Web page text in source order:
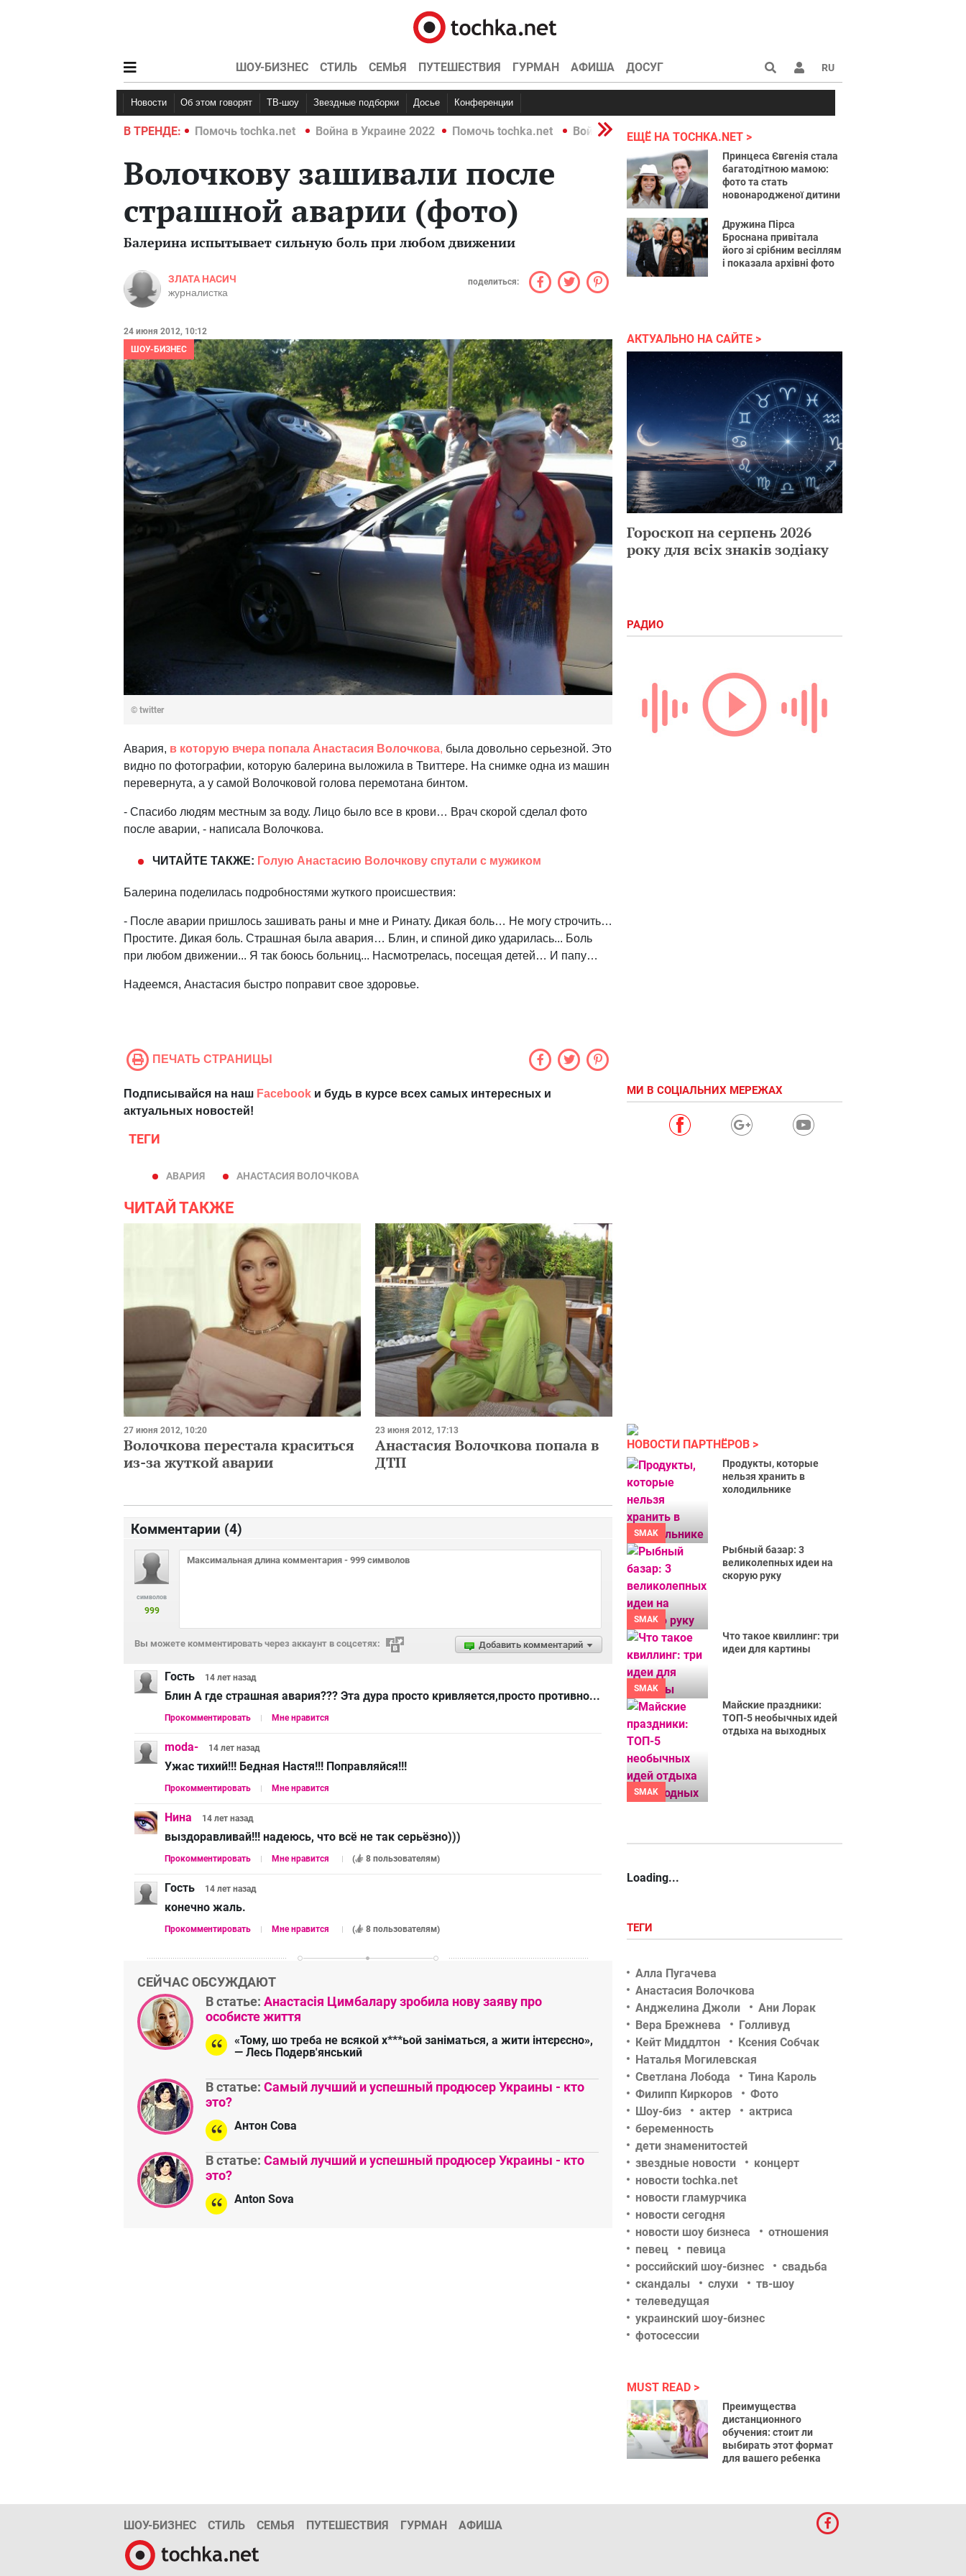
ШОУ-БИЗНЕС СТИЛЬ СЕМЬЯ ПУТЕШЕСТВИЯ ГУРМАН АФИША ДОСУГ RU
Новости Об этом говорят ТВ-шоу Звездные подборки Досье Конференции
В ТРЕНДЕ:
Война в Украине 2022 Помочь tochka.net Война в Украине 2022 Помочь tochka.net Война в Украине 2022
Волочкову зашивали после
страшной аварии (фото)
Балерина испытывает сильную боль при любом движении
ЗЛАТА НАСИЧ
журналистка
поделиться:
24 июня 2012, 10:12
ШОУ-БИЗНЕС
© twitter
Авария, в которую вчера попала Анастасия Волочкова, была довольно серьезной. Это
видно по фотографии, которую балерина выложила в Твиттере. На снимке одна из машин
перевернута, а у самой Волочковой голова перемотана бинтом.
- Спасибо людям местным за воду. Лицо было все в крови… Врач скорой сделал фото
после аварии, - написала Волочкова.
ЧИТАЙТЕ ТАКЖЕ: Голую Анастасию Волочкову спутали с мужиком
Балерина поделилась подробностями жуткого происшествия:
- После аварии пришлось зашивать раны и мне и Ринату. Дикая боль… Не могу строчить…
Простите. Дикая боль. Страшная была авария… Блин, и спиной дико ударилась... Боль
при любом движении... Я так боюсь больниц... Насмотрелась, посещая детей… И папу…
Надеемся, Анастасия быстро поправит свое здоровье.
ПЕЧАТЬ СТРАНИЦЫ
Подписывайся на наш Facebook и будь в курсе всех самых интересных и
актуальных новостей!
ТЕГИ
АВАРИЯ АНАСТАСИЯ ВОЛОЧКОВА
ЧИТАЙ ТАКЖЕ
27 июня 2012, 10:20
Волочкова перестала краситься
из-за жуткой аварии
23 июня 2012, 17:13
Анастасия Волочкова попала в
ДТП
Комментарии (4)
символов
999
Добавить комментарий
Вы можете комментировать через аккаунт в соцсетях:
Гость 14 лет назад
Блин А где страшная авария??? Эта дура просто кривляется,просто противно...
Прокомментировать Мне нравится
moda- 14 лет назад
Ужас тихий!!! Бедная Настя!!! Поправляйся!!!
Прокомментировать Мне нравится
Нина 14 лет назад
выздоравливай!!! надеюсь, что всё не так серьёзно)))
Прокомментировать Мне нравится ( 8 пользователям)
Гость 14 лет назад
конечно жаль.
Прокомментировать Мне нравится ( 8 пользователям)
СЕЙЧАС ОБСУЖДАЮТ
В статье: Анастасія Цимбалару зробила нову заяву про
особисте життя
«Тому, шо треба не всякой х***ьой заніматься, а жити інтєрєсно»,
— Лесь Подерв'янський
В статье: Самый лучший и успешный продюсер Украины - кто
это?
Антон Сова
В статье: Самый лучший и успешный продюсер Украины - кто
это?
Anton Sova
ЕЩЁ НА TOCHKA.NET
Принцеса Євгенія стала
багатодітною мамою:
фото та стать
новонародженої дитини
Дружина Пірса
Броснана привітала
його зі срібним весіллям
і показала архівні фото
АКТУАЛЬНО НА САЙТЕ
Гороскоп на серпень 2026
року для всіх знаків зодіаку
РАДИО
МИ В СОЦІАЛЬНИХ МЕРЕЖАХ
НОВОСТИ ПАРТНЁРОВ
SMAK
Продукты, которые
нельзя хранить в
холодильнике
SMAK
Рыбный базар: 3
великолепных идеи на
скорую руку
SMAK
Что такое квиллинг: три
идеи для картины
SMAK
Майские праздники:
ТОП-5 необычных идей
отдыха на выходных
Loading...
ТЕГИ
Алла Пугачева
Анастасия Волочкова
Анджелина Джоли
Ани Лорак
Вера Брежнева
Голливуд
Кейт Миддлтон
Ксения Собчак
Наталья Могилевская
Светлана Лобода
Тина Кароль
Филипп Киркоров
Фото
Шоу-биз
актер
актриса
беременность
дети знаменитостей
звездные новости
концерт
новости tochka.net
новости гламурчика
новости сегодня
новости шоу бизнеса
отношения
певец
певица
российский шоу-бизнес
свадьба
скандалы
слухи
тв-шоу
телеведущая
украинский шоу-бизнес
фотосессии
MUST READ
Преимущества
дистанционного
обучения: стоит ли
выбирать этот формат
для вашего ребенка
ШОУ-БИЗНЕС СТИЛЬ СЕМЬЯ ПУТЕШЕСТВИЯ ГУРМАН АФИША